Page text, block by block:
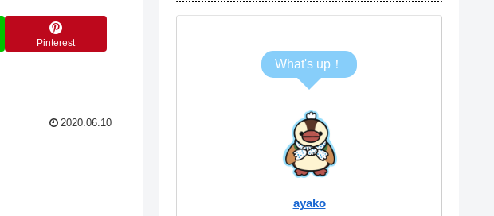
Pinterest
2020.06.10
What's up！
ayako